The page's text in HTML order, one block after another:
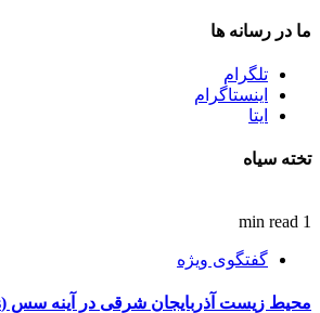
ما در رسانه ها
تلگرام
اینستاگرام
ایتا
تخته سیاه
1 min read
گفتگوی ویژه
محیط زیست آذربایجان شرقی در آینه سس (sas)